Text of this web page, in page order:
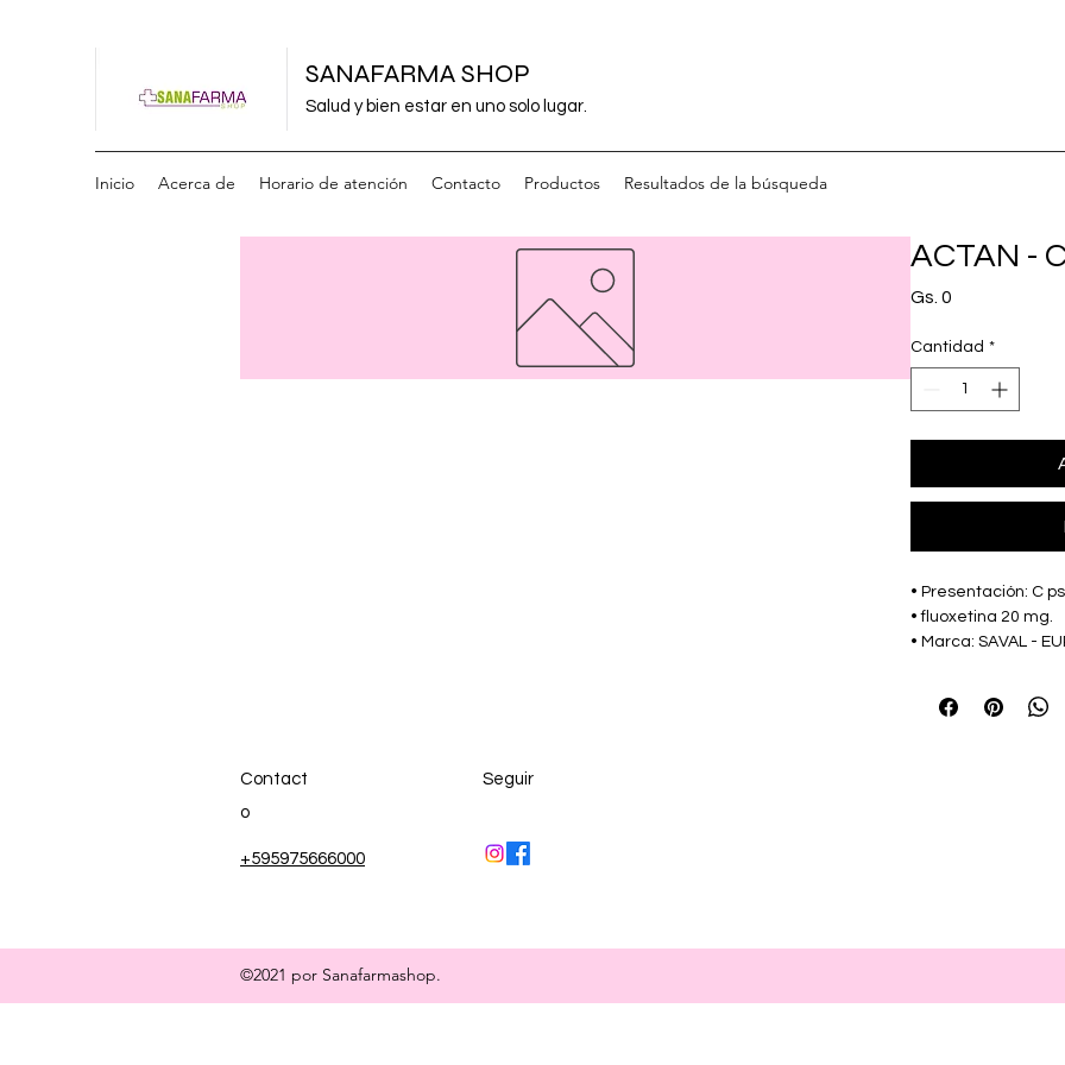
SANAFARMA SHOP
Salud y bien estar en uno solo lugar.
Inicio Acerca de Horario de atención Contacto Productos Resultados de la búsqueda
ACTAN -
Gs. 0
Cantidad *
• Presentación: C
• fluoxetina 20 mg.
• Marca: SAVAL -
Contact
o
+595975666000
Seguir
©2021 por Sanafarmashop.